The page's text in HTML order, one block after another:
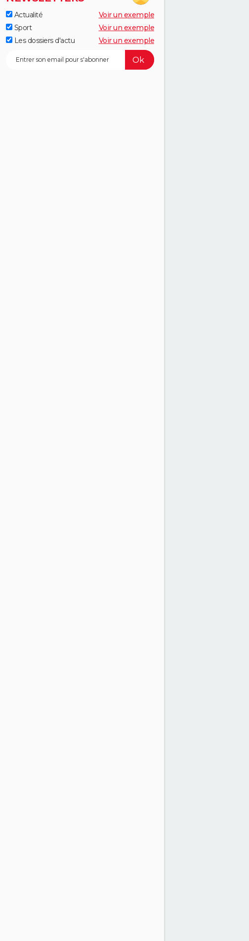
Actualité
Voir un exemple
Sport
Voir un exemple
Les dossiers d'actu
Voir un exemple